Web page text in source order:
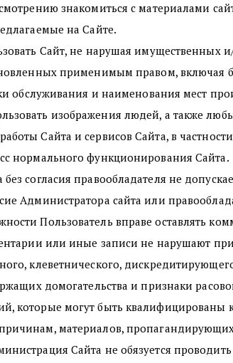
знакомиться с материалами
на Сайте.
Сайт, не нарушая имущественных
нных применимым правом, включая
обслуживания и наименования мест
изображения людей, а также
Сайта и сервисов Сайта, в
нормального функционирования Сайта.
согласия правообладателя не
Администратора сайта или
Пользователь вправе оставлять
или иные записи не нарушают
клеветнического,
домогательства и признаки
которые могут быть квалифицированы
материалов, пропагандирующих
Сайта не обязуется